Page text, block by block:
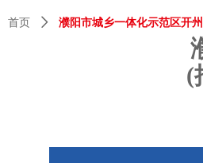
(
首页 ꄲ 濮阳市城乡一体化示范区开